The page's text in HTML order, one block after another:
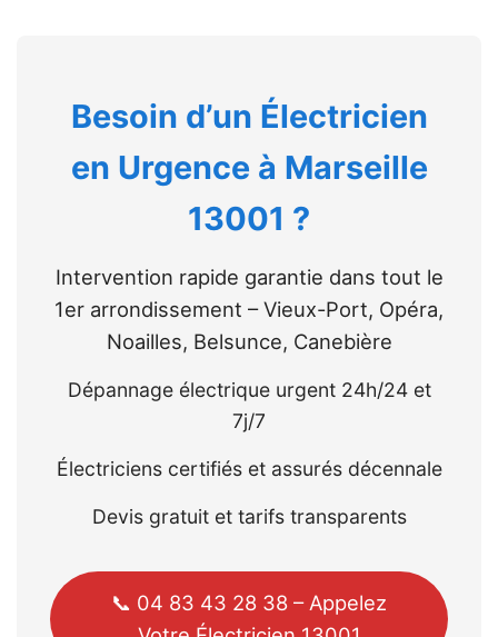
Besoin d’un Électricien
en Urgence à Marseille
13001 ?
Intervention rapide garantie dans tout le
1er arrondissement – Vieux-Port, Opéra,
Noailles, Belsunce, Canebière
Dépannage électrique urgent 24h/24 et
7j/7
Électriciens certifiés et assurés décennale
Devis gratuit et tarifs transparents
📞 04 83 43 28 38 – Appelez